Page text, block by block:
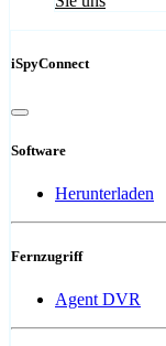
iSpyConnect
Software
Herunterladen
Fernzugriff
Agent DVR